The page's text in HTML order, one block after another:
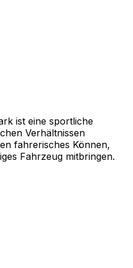
ist eine sportliche
Verhältnissen
fahrerisches Können,
Fahrzeug mitbringen.